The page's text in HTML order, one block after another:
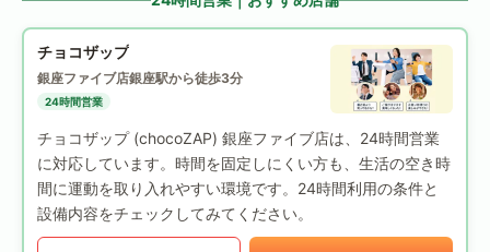
チョコザップ
銀座ファイブ店銀座駅から徒歩3分
24時間営業
チョコザップ (chocoZAP) 銀座ファイブ店は、24時間営業
に対応しています。時間を固定しにくい方も、生活の空き時
間に運動を取り入れやすい環境です。24時間利用の条件と
設備内容をチェックしてみてください。